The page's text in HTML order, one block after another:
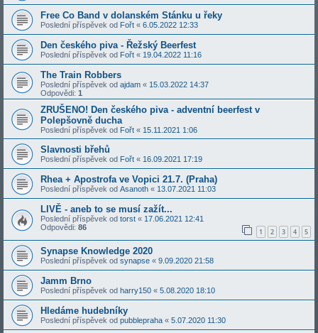
Free Co Band v dolanském Stánku u řeky
Poslední příspěvek od Fořt « 6.05.2022 12:33
Den českého piva - Řežský Beerfest
Poslední příspěvek od Fořt « 19.04.2022 11:16
The Train Robbers
Poslední příspěvek od ajdam « 15.03.2022 14:37
Odpovědi: 1
ZRUŠENO! Den českého piva - adventní beerfest v
Polepšovně ducha
Poslední příspěvek od Fořt « 15.11.2021 1:06
Slavnosti břehů
Poslední příspěvek od Fořt « 16.09.2021 17:19
Rhea + Apostrofa ve Vopici 21.7. (Praha)
Poslední příspěvek od Asanoth « 13.07.2021 11:03
LIVĚ - aneb to se musí zažít...
Poslední příspěvek od torst « 17.06.2021 12:41
Odpovědi: 86 1 2 3 4 5
Synapse Knowledge 2020
Poslední příspěvek od synapse « 9.09.2020 21:58
Jamm Brno
Poslední příspěvek od harry150 « 5.08.2020 18:10
Hledáme hudebníky
Poslední příspěvek od pubblepraha « 5.07.2020 11:30